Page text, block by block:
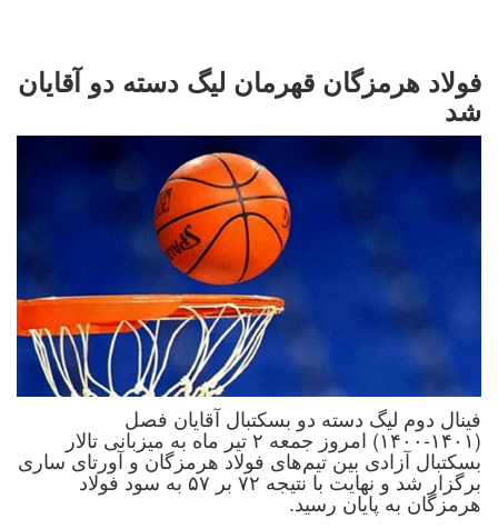
فولاد هرمزگان قهرمان لیگ دسته دو آقایان
شد
فینال دوم لیگ دسته دو بسکتبال آقایان فصل
(۱۴۰۱-۱۴۰۰) امروز جمعه ۲ تیر ماه به میزبانی تالار
بسکتبال آزادی بین تیم‌های فولاد هرمزگان و آورتای ساری
برگزار شد و نهایت با نتیجه ۷۲ بر ۵۷ به سود فولاد
هرمزگان به پایان رسید.